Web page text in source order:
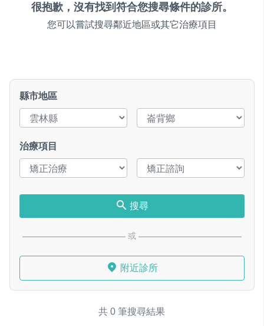
很抱歉，沒有找到符合您搜尋條件的診所。
您可以嘗試搜尋鄰近地區或其它治療項目
縣市地區
治療項目
搜尋
或
附近診所
共 0 筆搜尋結果